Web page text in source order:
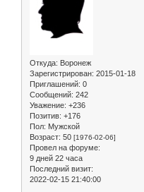
Откуда: Воронеж
Зарегистрирован: 2015-01-18
Приглашений: 0
Сообщений: 242
Уважение: +236
Позитив: +176
Пол: Мужской
Возраст: 50 [1976-02-06]
Провел на форуме:
9 дней 22 часа
Последний визит:
2022-02-15 21:40:00